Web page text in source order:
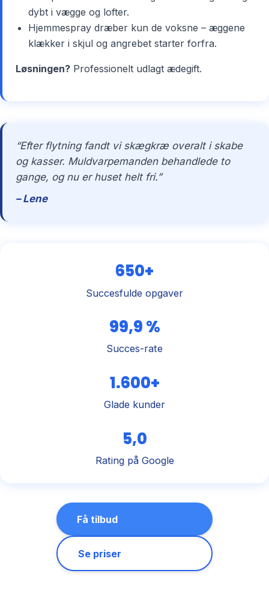
dybt i vægge og lofter.
Hjemmespray dræber kun de voksne – æggene
klækker i skjul og angrebet starter forfra.
Løsningen? Professionelt udlagt ædegift.
“Efter flytning fandt vi skægkræ overalt i skabe
og kasser. Muldvarpemanden behandlede to
gange, og nu er huset helt fri.”
– Lene
650+
Succesfulde opgaver
99,9 %
Succes-rate
1.600+
Glade kunder
5,0
Rating på Google
Få tilbud
Se priser